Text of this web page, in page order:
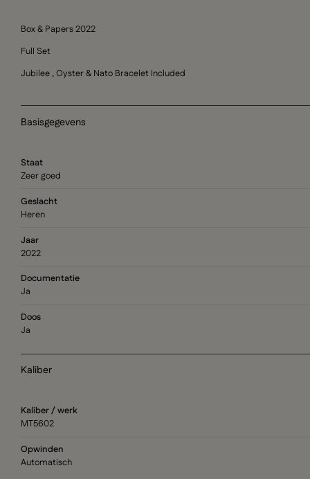
Box & Papers 2022
Full Set
Jubilee , Oyster & Nato Bracelet Included
Basisgegevens
Staat
Zeer goed
Geslacht
Heren
Jaar
2022
Documentatie
Ja
Doos
Ja
Kaliber
Kaliber / werk
MT5602
Opwinden
Automatisch